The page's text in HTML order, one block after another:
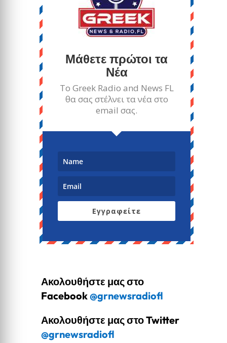
Μάθετε πρώτοι τα
Νέα
Το Greek Radio and News FL
θα σας στέλνει τα νέα στο
email σας.
Εγγραφείτε
Ακολουθήστε μας στο
Facebook@grnewsradiofl
Ακολουθήστε μας στο Twitter
@grnewsradiofl